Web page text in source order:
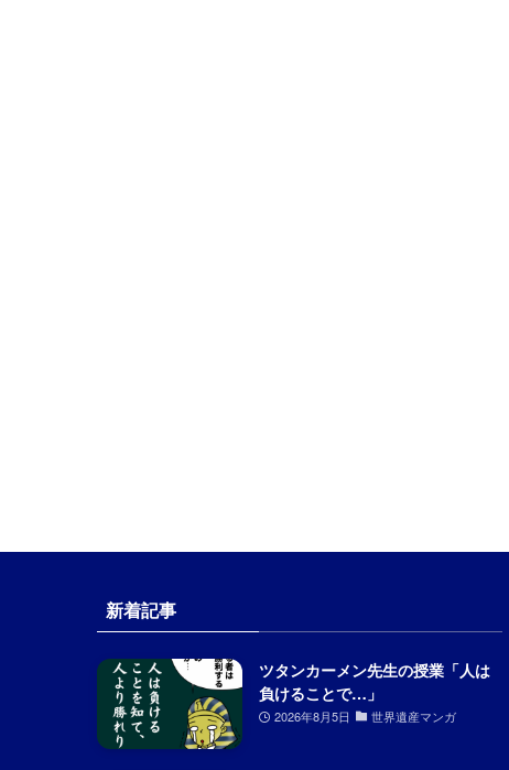
新着記事
ツタンカーメン先生の授業「人は
負けることで…」
2026年8月5日 世界遺産マンガ